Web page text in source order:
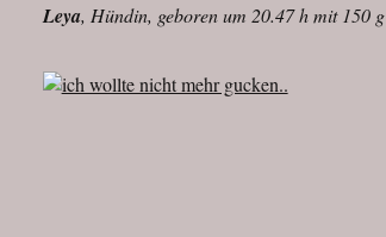
Leya, Hündin, geboren um 20.47 h mit 150 g